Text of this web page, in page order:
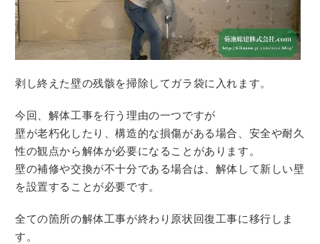
剥し終えた壁の残骸を掃除してガラ袋に入れます。
今回、解体工事を行う理由の一つですが
壁が老朽化したり、構造的な損傷がある場合、安全や耐久
性の観点から解体が必要になることがあります。
壁の補修や交換が不十分である場合は、解体して新しい壁
を設置することが必要です。
全ての箇所の解体工事が終わり原状回復工事に移行しま
す。